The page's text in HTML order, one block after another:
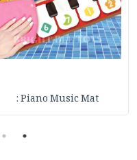
Piano Music Mat :
1
2